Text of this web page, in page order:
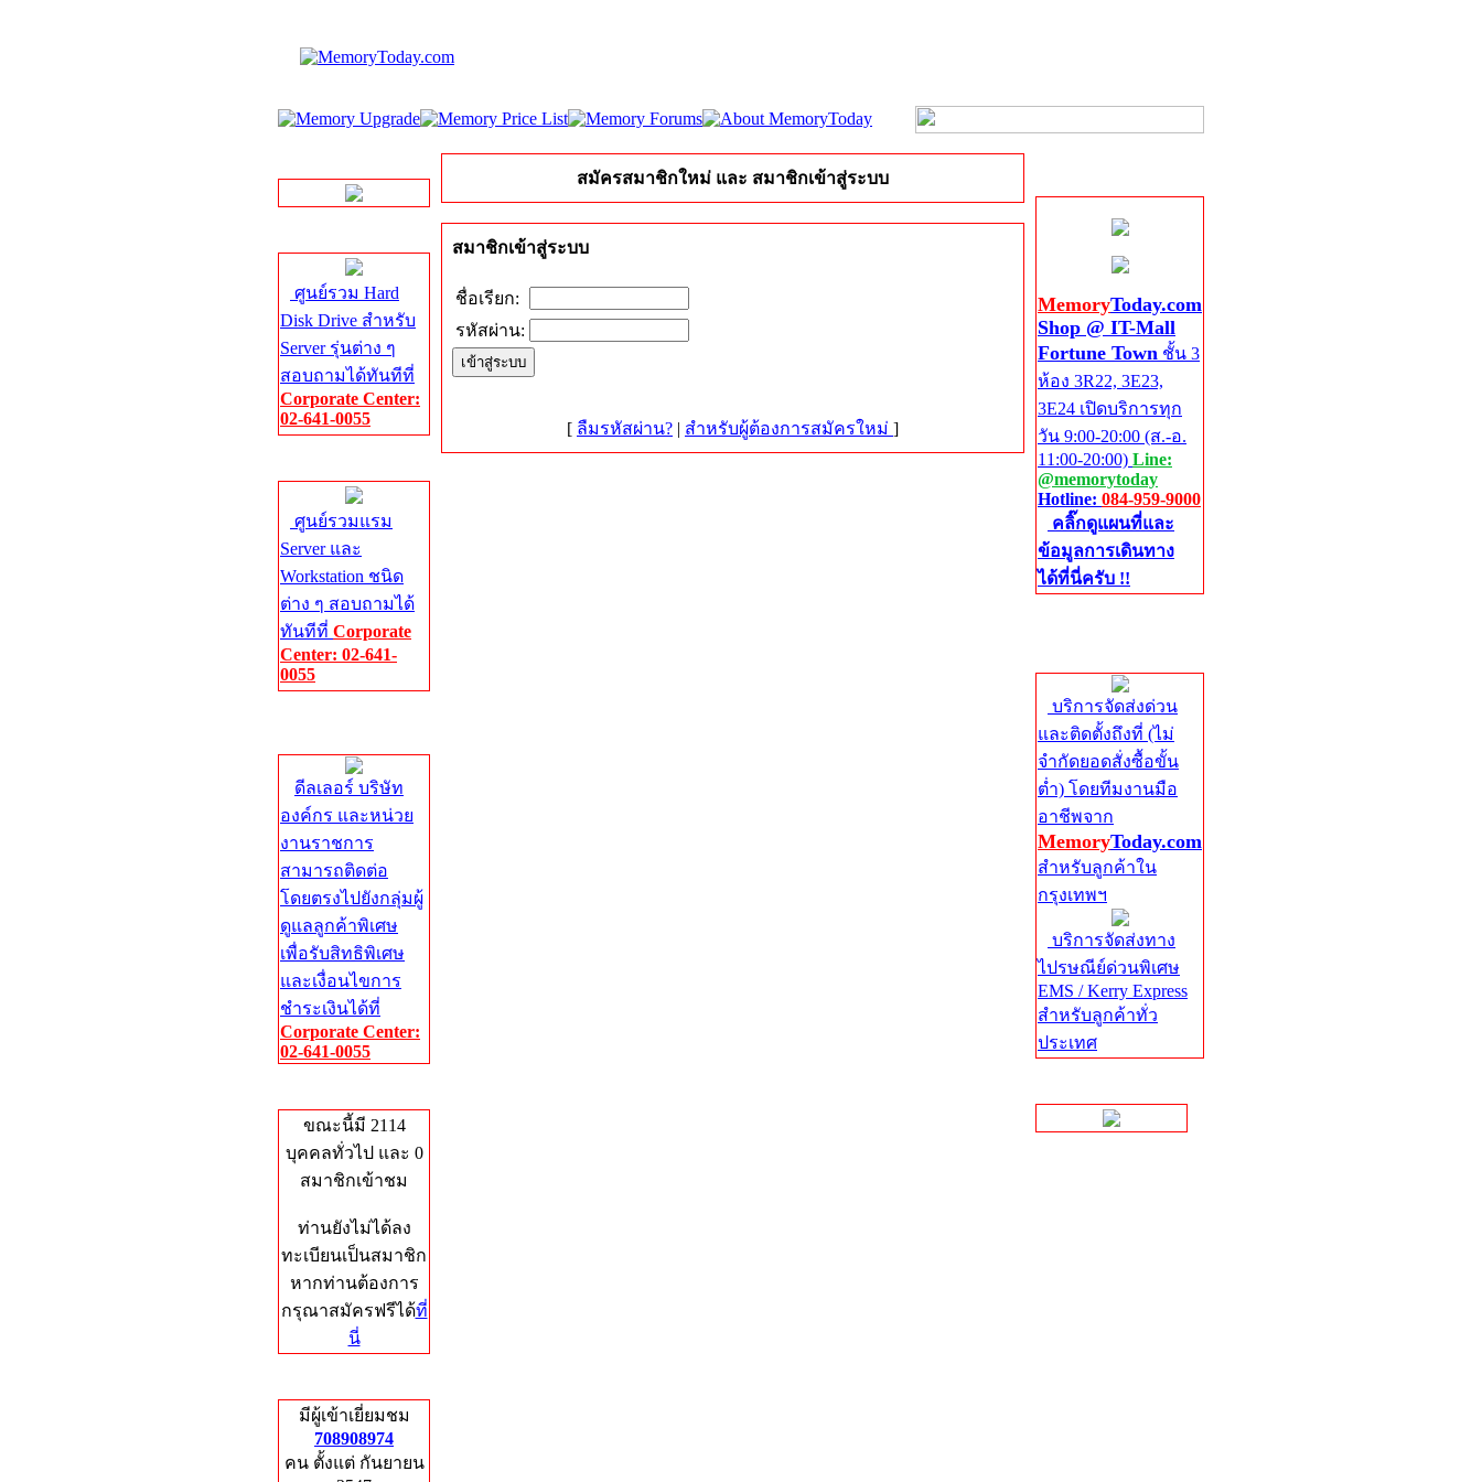
ศูนย์รวม Hard
Disk Drive สำหรับ
Server รุ่นต่าง ๆ
สอบถามได้ทันทีที่
Corporate Center:
02-641-0055
ศูนย์รวมแรม
Server และ
Workstation ชนิด
ต่าง ๆ สอบถามได้
ทันทีที่ Corporate
Center: 02-641-
0055
ดีลเลอร์ บริษัท
องค์กร และหน่วย
งานราชการ
สามารถติดต่อ
โดยตรงไปยังกลุ่มผู้
ดูแลลูกค้าพิเศษ
เพื่อรับสิทธิพิเศษ
และเงื่อนไขการ
ชำระเงินได้ที่
Corporate Center:
02-641-0055
ขณะนี้มี 2114
บุคคลทั่วไป และ 0
สมาชิกเข้าชม
ท่านยังไม่ได้ลง
ทะเบียนเป็นสมาชิก
หากท่านต้องการ
กรุณาสมัครฟรีได้ที่
นี่
มีผู้เข้าเยี่ยมชม
708908974
คน ตั้งแต่ กันยายน
สมัครสมาชิกใหม่ และ สมาชิกเข้าสู่ระบบ
สมาชิกเข้าสู่ระบบ
ชื่อเรียก:
รหัสผ่าน:
[ ลืมรหัสผ่าน? | สำหรับผู้ต้องการสมัครใหม่ ]
MemoryToday.com
Shop @ IT-Mall
Fortune Town ชั้น 3
ห้อง 3R22, 3E23,
3E24 เปิดบริการทุก
วัน 9:00-20:00 (ส.-อ.
11:00-20:00) Line:
@memorytoday
Hotline: 084-959-9000
คลิ๊กดูแผนที่และ
ข้อมูลการเดินทาง
ได้ที่นี่ครับ !!
บริการจัดส่งด่วน
และติดตั้งถึงที่ (ไม่
จำกัดยอดสั่งซื้อขั้น
ต่ำ) โดยทีมงานมือ
อาชีพจาก
MemoryToday.com
สำหรับลูกค้าใน
กรุงเทพฯ
บริการจัดส่งทาง
ไปรษณีย์ด่วนพิเศษ
EMS / Kerry Express
สำหรับลูกค้าทั่ว
ประเทศ